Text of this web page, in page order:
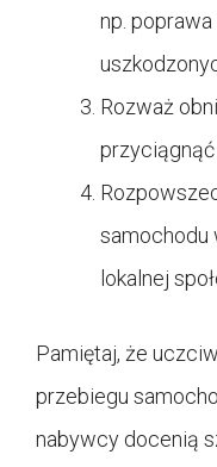
np.
Rozważ
samochodu
lokalnej
Pamiętaj, że
przebiegu
nabywcy docenią